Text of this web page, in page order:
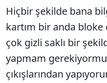
Hiçbir şekilde bana
kartım bir anda bloke
çok gizli saklı bir
yapmam
çıkışlarından